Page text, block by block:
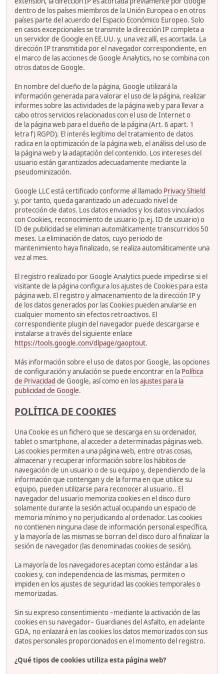
dentro de los países miembros de la Unión Europea o en otros
países parte del acuerdo del Espacio Económico Europeo. Solo
en casos excepcionales se transmite la dirección IP completa a
un servidor de Google en EE.UU. y, una vez allí, es acortada. La
dirección IP transmitida por el navegador correspondiente, en
el marco de las acciones de Google Analytics, no se combina con
otros datos de Google.
En nombre del dueño de la página, Google utilizará la
información generada para valorar el uso de la página, realizar
informes sobre las actividades de la página web y para llevar a
cabo otros servicios relacionados con el uso de Internet o
de la página web para el dueño de la página (Art. 6 apart. 1
letra f) RGPD). El interés legítimo del tratamiento de datos
radica en la optimización de la página web, el análisis del uso de
la página web y la adaptación del contenido. Los intereses del
usuario están garantizados adecuadamente mediante la
pseudominización.
Google LLC está certificado conforme al llamado Privacy Shield
y, por tanto, queda garantizado un adecuado nivel de
protección de datos. Los datos enviados y los datos vinculados
con Cookies, reconocimiento de usuario (p.ej. ID de usuario) o
ID de publicidad se eliminan automáticamente transcurridos 50
meses. La eliminación de datos, cuyo periodo de
mantenimiento haya finalizado, se realiza automáticamente una
vez al mes.
El registro realizado por Google Analytics puede impedirse si el
visitante de la página configura los ajustes de Cookies para esta
página web. El registro y almacenamiento de la dirección IP y
de los datos generados por las Cookies pueden anularse en
cualquier momento sin efectos retroactivos. El
correspondiente plugin del navegador puede descargarse e
instalarse a través del siguiente enlace
https://tools.google.com/dlpage/gaoptout.
Más información sobre el uso de datos por Google, las opciones
de configuración y anulación se puede encontrar en la Política
de Privacidad de Google, así como en losajustes para la
publicidad de Google.
POLÍTICA DE COOKIES
Una Cookie es un fichero que se descarga en su ordenador,
tablet o smartphone, al acceder a determinadas páginas web.
Las cookies permiten a una página web, entre otras cosas,
almacenar y recuperar información sobre los hábitos de
navegación de un usuario o de su equipo y, dependiendo de la
información que contengan y de la forma en que utilice su
equipo, pueden utilizarse para reconocer al usuario.. El
navegador del usuario memoriza cookies en el disco duro
solamente durante la sesión actual ocupando un espacio de
memoria mínimo y no perjudicando al ordenador. Las cookies
no contienen ninguna clase de información personal específica,
y la mayoría de las mismas se borran del disco duro al finalizar la
sesión de navegador (las denominadas cookies de sesión).
La mayoría de los navegadores aceptan como estándar a las
cookies y, con independencia de las mismas, permiten o
impiden en los ajustes de seguridad las cookies temporales o
memorizadas.
Sin su expreso consentimiento –mediante la activación de las
cookies en su navegador– Guardianes del Asfalto, en adelante
GDA, no enlazará en las cookies los datos memorizados con sus
datos personales proporcionados en el momento del registro.
¿Qué tipos de cookies utiliza esta página web?